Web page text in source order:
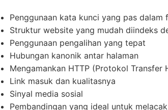
Penggunaan kata kunci yang pas
Struktur website yang mudah diindeks
Penggunaan pengalihan yang tepat
Hubungan kanonik antar halaman
Mengamankan HTTP (Protokol Transfer
Link masuk dan kualitasnya
Sinyal media sosial
Pembandingan yang ideal untuk